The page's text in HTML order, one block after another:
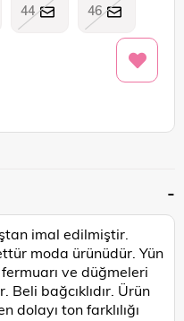
44 46
imal edilmiştir.
moda ürünüdür. Yün
ve düğmeleri
bağcıklıdır. Ürün
dolayı ton farklılığı